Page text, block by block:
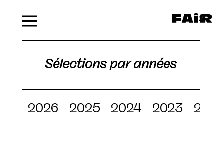
Sélections par années
2026 2025 2024 2023